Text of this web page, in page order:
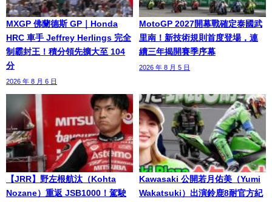
MXGP 佛蘭德斯 GP｜Honda
HRC 車手 Jeffrey Herlings 完全
制霸封王！積分領先擴大至 104
分
2026 年 8 月 6 日
MotoGP 2027開幕戰確定泰國武
里南！新技術規則首度登場，連
續三年揭開賽季序幕
2026 年 8 月 5 日
【JRR】野左根航汰（Kohta
Nozane）重返 JSB1000！駕駛
Kawasaki 公開若月佑美（Yumi
Wakatsuki）出演鈴鹿8耐官方紀